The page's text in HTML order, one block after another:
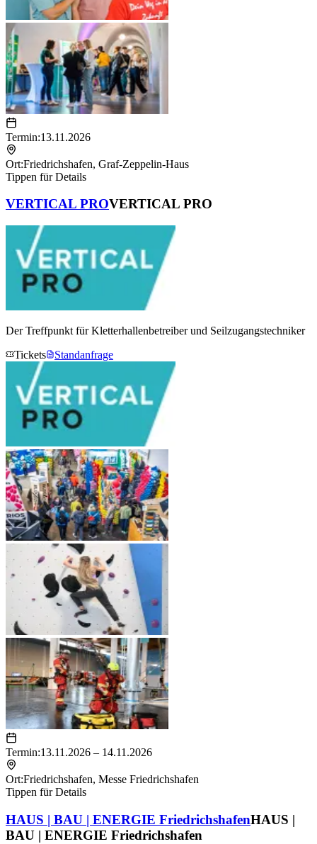
Termin:13.11.2026
Ort:Friedrichshafen, Graf-Zeppelin-Haus
Tippen für Details
VERTICAL PROVERTICAL PRO
Der Treffpunkt für Kletterhallenbetreiber und Seilzugangstechniker
Tickets
Standanfrage
Termin:13.11.2026 – 14.11.2026
Ort:Friedrichshafen, Messe Friedrichshafen
Tippen für Details
HAUS | BAU | ENERGIE FriedrichshafenHAUS |
BAU | ENERGIE Friedrichshafen